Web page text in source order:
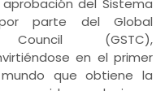
del Sistema
parte del Global
(GSTC),
en el primer
que obtiene la